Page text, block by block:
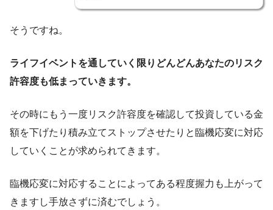
そうですね。
ライフイベントを通していく限りどんどんあなたのリスク
許容度も低まっていきます。
その時にもう一度リスク許容度を確認して投資している金
額を下げたり積み立てストップさせたりと臨機応変に対応
していくことが求められてきます。
臨機応変に対応することによってある程度握力も上がって
きますし手放さずに済むでしょう。